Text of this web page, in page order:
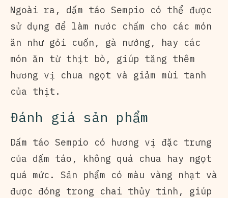
Ngoài ra, dấm táo Sempio có thể được
sử dụng để làm nước chấm cho các món
ăn như gỏi cuốn, gà nướng, hay các
món ăn từ thịt bò, giúp tăng thêm
hương vị chua ngọt và giảm mùi tanh
của thịt.
Đánh giá sản phẩm
Dấm táo Sempio có hương vị đặc trưng
của dấm táo, không quá chua hay ngọt
quá mức. Sản phẩm có màu vàng nhạt và
được đóng trong chai thủy tinh, giúp